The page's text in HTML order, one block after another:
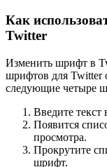
Как
Twitter
Изменить шрифт в
шрифтов для Twitter
следующие четыре
Введите текст
Появится
просмотра.
Прокрутите
шрифт.